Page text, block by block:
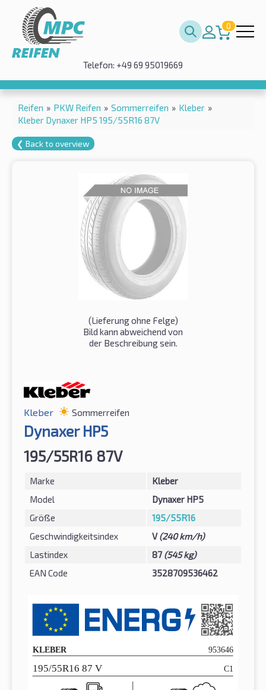
0
Telefon: +49 69 95019669
Reifen » PKW Reifen » Sommerreifen » Kleber »
Kleber Dynaxer HP5 195/55R16 87V
❮ Back to overview
(Lieferung ohne Felge)
Bild kann abweichend von
der Beschreibung sein.
Kleber Sommerreifen
Dynaxer HP5
195/55R16 87V
Marke
Kleber
Model
Dynaxer HP5
Größe
195/55R16
Geschwindigkeitsindex
V(240 km/h)
Lastindex
87 (545 kg)
EAN Code
3528709536462